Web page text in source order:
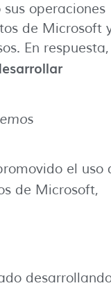
operaciones
de Microsoft
En respuesta,
el uso
de Microsoft,